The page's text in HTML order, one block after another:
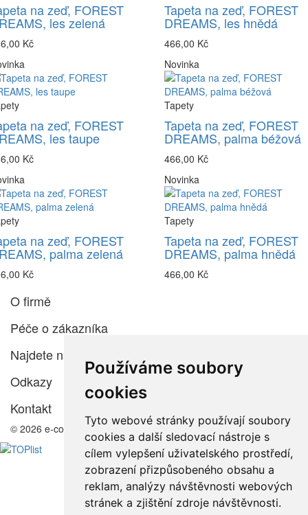
Používáme soubory
cookies
Tyto webové stránky používají soubory
cookies a další sledovací nástroje s
cílem vylepšení uživatelského prostředí,
zobrazení přizpůsobeného obsahu a
reklam, analýzy návštěvnosti webových
stránek a zjištění zdroje návštěvnosti.
na zeď, FOREST
les zelená
Kč
Tapeta na zeď, FOREST
DREAMS, les hnědá
466,00 Kč
na zeď, FOREST
les taupe
Kč
Novinka
Tapety
Tapeta na zeď, FOREST
DREAMS, palma béžová
466,00 Kč
na zeď, FOREST
palma zelená
Kč
Novinka
Tapety
Tapeta na zeď, FOREST
DREAMS, palma hnědá
466,00 Kč
O firmě
Péče o zákazníka
Najdete nás
Odkazy
Kontakt
© 2026 e-color.cz